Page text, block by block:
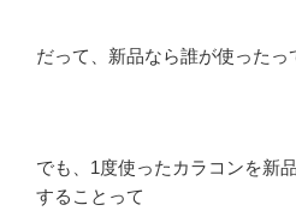
だって、新品なら誰が使ったっ
でも、1度使ったカラコンを新
することって